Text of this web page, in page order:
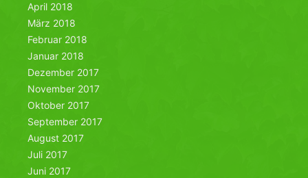
April 2018
März 2018
Februar 2018
Januar 2018
Dezember 2017
November 2017
Oktober 2017
September 2017
August 2017
Juli 2017
Juni 2017